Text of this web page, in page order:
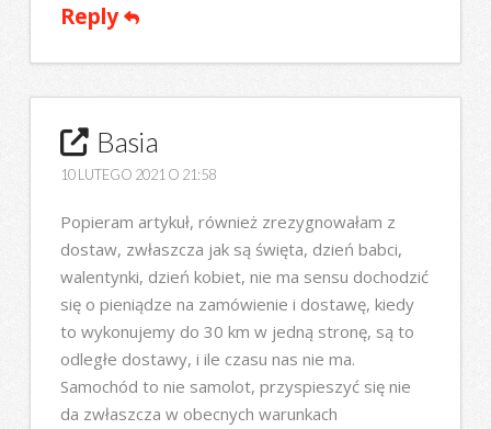
Reply
Basia
10 LUTEGO 2021 O 21:58
Popieram artykuł, również zrezygnowałam z
dostaw, zwłaszcza jak są święta, dzień babci,
walentynki, dzień kobiet, nie ma sensu dochodzić
się o pieniądze na zamówienie i dostawę, kiedy
to wykonujemy do 30 km w jedną stronę, są to
odległe dostawy, i ile czasu nas nie ma.
Samochód to nie samolot, przyspieszyć się nie
da zwłaszcza w obecnych warunkach